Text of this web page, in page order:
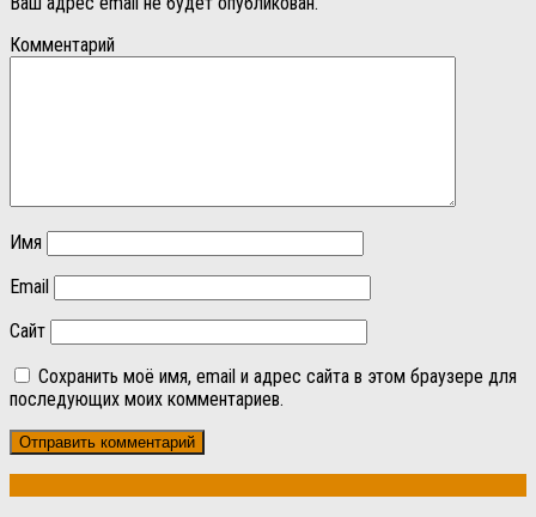
Комментарий
Имя
Email
Сайт
Сохранить моё имя, email и адрес сайта в этом браузере для
последующих моих комментариев.